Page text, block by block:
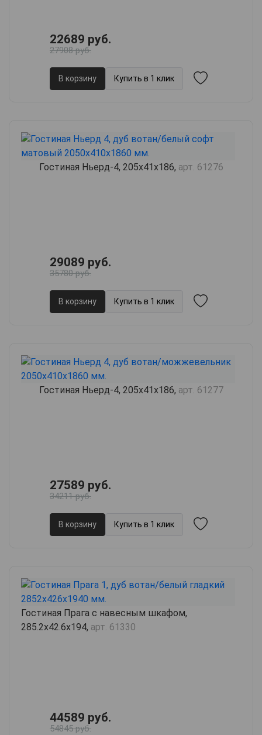
22689 руб.
27908 руб.
В корзину Купить в 1 клик
Гостиная Ньерд-4, 205х41х186, арт. 61276
29089 руб.
35780 руб.
В корзину Купить в 1 клик
Гостиная Ньерд-4, 205х41х186, арт. 61277
27589 руб.
34211 руб.
В корзину Купить в 1 клик
Гостиная Прага с навесным шкафом,
285.2х42.6х194, арт. 61330
44589 руб.
54845 руб.